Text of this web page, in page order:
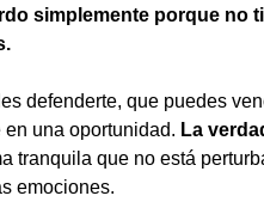
simplemente porque no
defenderte, que puedes
una oportunidad. La
tranquila que no está
emociones.